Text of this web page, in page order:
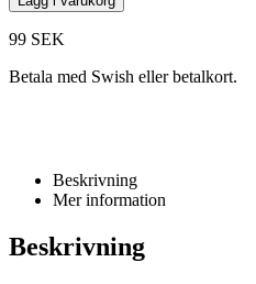
99 SEK
Betala med Swish eller betalkort.
Beskrivning
Mer information
Beskrivning